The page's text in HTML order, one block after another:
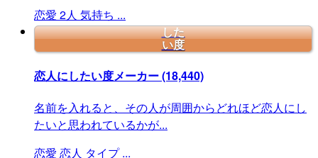
恋愛 2人 気持ち ...
した
い度
恋人にしたい度メーカー(18,440)
名前を入れると、その人が周囲からどれほど恋人にし
たいと思われているかが...
恋愛 恋人 タイプ ...